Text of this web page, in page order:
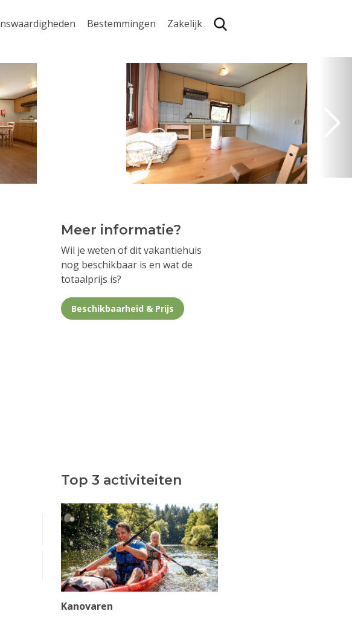
Bestemmingen Zakelijk
Meer informatie?
Wil je weten of dit vakantiehuis
nog beschikbaar is en wat de
totaalprijs is?
Beschikbaarheid & Prijs
Top 3 activiteiten
Kanovaren